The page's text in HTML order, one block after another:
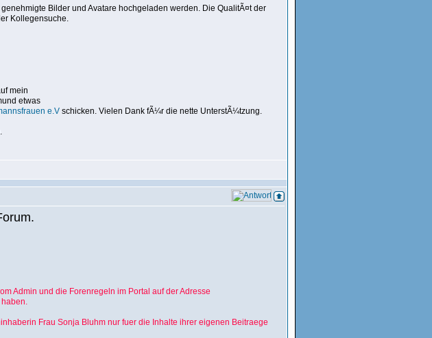
Bilder und Avatare hochgeladen werden. Die QualitÃ¤t der
Kollegensuche.
mein
etwas
e.V schicken. Vielen Dank fÃ¼r die nette UnterstÃ¼tzung.
Admin und die Forenregeln im Portal auf der Adresse
Frau Sonja Bluhm nur fuer die Inhalte ihrer eigenen Beitraege